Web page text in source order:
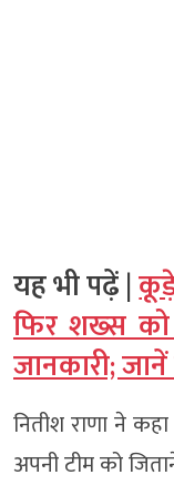
यह भी पढ़ें |
फिर शख्स को
जानकारी;
नितीश राणा ने
अपनी टीम को